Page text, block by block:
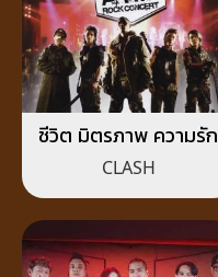
ชีวิต มิตรภาพ ความรัก
CLASH